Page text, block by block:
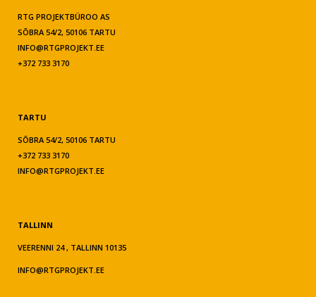
RTG PROJEKTBÜROO AS
SÕBRA 54/2, 50106 TARTU
INFO@RTGPROJEKT.EE
+372 733 3170
TARTU
SÕBRA 54/2, 50106 TARTU
+372 733 3170
INFO@RTGPROJEKT.EE
TALLINN
VEERENNI 24 , TALLINN 10135
INFO@RTGPROJEKT.EE